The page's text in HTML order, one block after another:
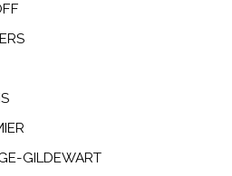
GILDEWART